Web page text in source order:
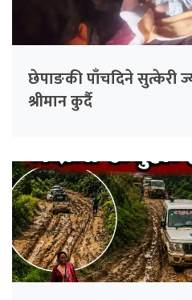
छेपाङकी पाँचदिने सुत्केरी
श्रीमान कुर्दै